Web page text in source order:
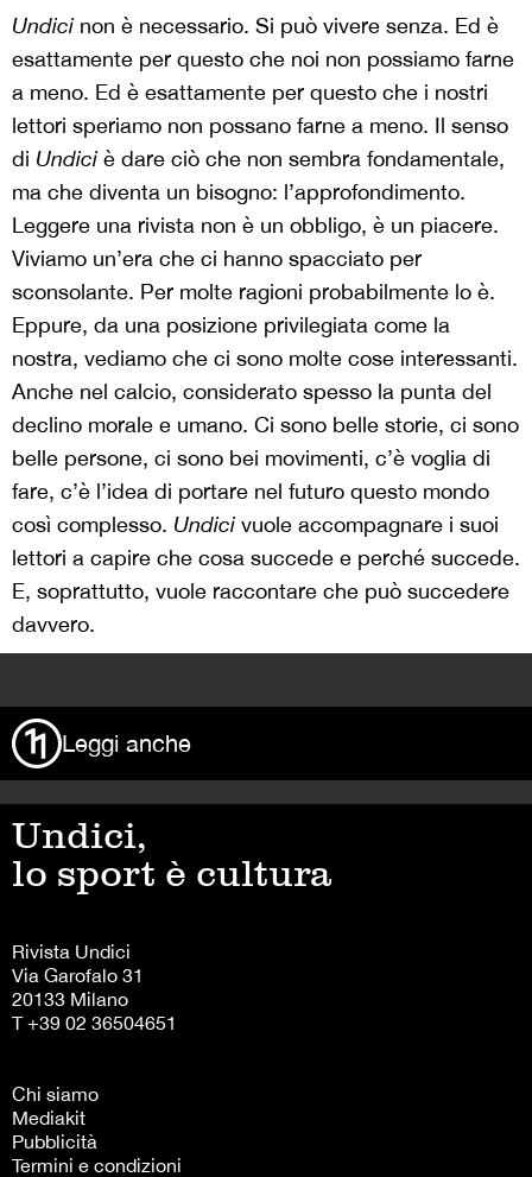
Undici non è necessario. Si può vivere senza. Ed è
esattamente per questo che noi non possiamo farne
a meno. Ed è esattamente per questo che i nostri
lettori speriamo non possano farne a meno. Il senso
di Undici è dare ciò che non sembra fondamentale,
ma che diventa un bisogno: l’approfondimento.
Leggere una rivista non è un obbligo, è un piacere.
Viviamo un’era che ci hanno spacciato per
sconsolante. Per molte ragioni probabilmente lo è.
Eppure, da una posizione privilegiata come la
nostra, vediamo che ci sono molte cose interessanti.
Anche nel calcio, considerato spesso la punta del
declino morale e umano. Ci sono belle storie, ci sono
belle persone, ci sono bei movimenti, c’è voglia di
fare, c’è l’idea di portare nel futuro questo mondo
così complesso. Undici vuole accompagnare i suoi
lettori a capire che cosa succede e perché succede.
E, soprattutto, vuole raccontare che può succedere
davvero.
Leggi anche
Undici,
lo sport è cultura
Rivista Undici
Via Garofalo 31
20133 Milano
T +39 02 36504651
Chi siamo
Mediakit
Pubblicità
Termini e condizioni